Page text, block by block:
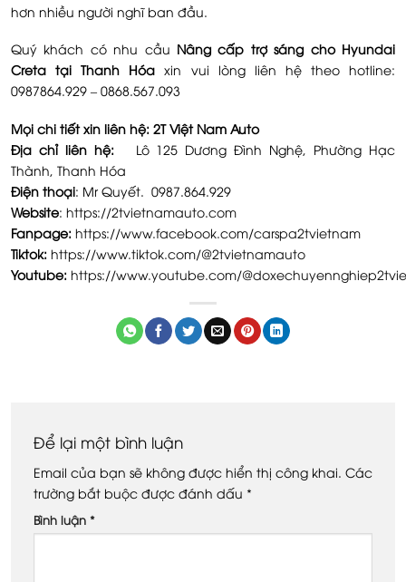
hơn nhiều người nghĩ ban đầu.
Quý khách có nhu cầu Nâng cấp trợ sáng cho Hyundai
Creta tại Thanh Hóa xin vui lòng liên hệ theo hotline:
0987864.929 – 0868.567.093
Mọi chi tiết xin liên hệ: 2T Việt Nam Auto
Địa chỉ liên hệ: Lô 125 Dương Đình Nghệ, Phường Hạc
Thành, Thanh Hóa
Điện thoại: Mr Quyết. 0987.864.929
Website: https://2tvietnamauto.com
Fanpage: https://www.facebook.com/carspa2tvietnam
Tiktok: https://www.tiktok.com/@2tvietnamauto
Youtube: https://www.youtube.com/
Để lại một bình luận
Email của bạn sẽ không được hiển thị công khai. Các
trường bắt buộc được đánh dấu *
Bình luận *